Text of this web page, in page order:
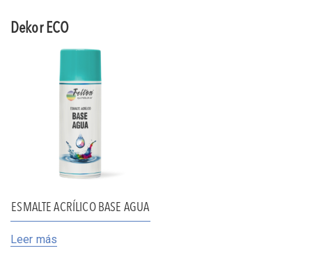
Dekor ECO
ESMALTE ACRÍLICO BASE AGUA
Leer más